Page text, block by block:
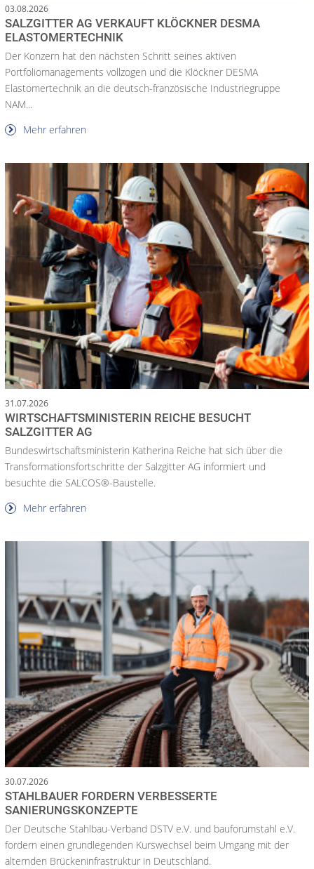
03.08.2026
SALZGITTER AG VERKAUFT KLÖCKNER DESMA
ELASTOMERTECHNIK
Der Konzern hat den nächsten Schritt seines aktiven
Portfoliomanagements vollzogen und die Klöckner DESMA
Elastomertechnik an die deutsch-französische Industriegruppe
NAM...
Mehr erfahren
31.07.2026
WIRTSCHAFTSMINISTERIN REICHE BESUCHT
SALZGITTER AG
Bundeswirtschaftsministerin Katherina Reiche hat sich über die
Transformationsfortschritte der Salzgitter AG informiert und
besuchte die SALCOS®-Baustelle.
Mehr erfahren
30.07.2026
STAHLBAUER FORDERN VERBESSERTE
SANIERUNGSKONZEPTE
Der Deutsche Stahlbau-Verband DSTV e.V. und bauforumstahl e.V.
fordern einen grundlegenden Kurswechsel beim Umgang mit der
alternden Brückeninfrastruktur in Deutschland.